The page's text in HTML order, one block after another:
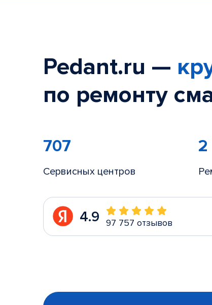
Pedant.ru —
по ремонту
707
Сервисных центров
4.9 97 757 отзывов